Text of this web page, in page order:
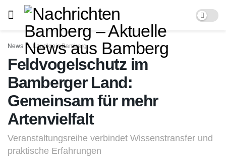
News Landkreis Bamberg
Feldvogelschutz im
Bamberger Land:
Gemeinsam für mehr
Artenvielfalt
Veranstaltungsreihe verbindet Wissenstransfer und
praktische Erfahrungen